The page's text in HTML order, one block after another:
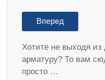
Вперед
Хотите не выходя из
арматуру? То вам
просто …